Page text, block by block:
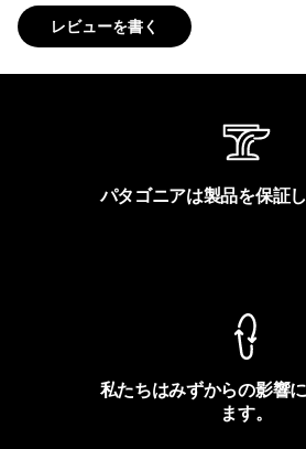
レビューを書く
パタゴニアは製品を保証し
私たちはみずからの影響
ます。